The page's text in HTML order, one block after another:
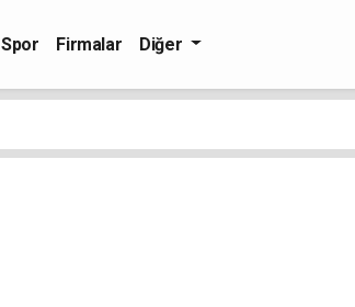
Spor Firmalar Diğer